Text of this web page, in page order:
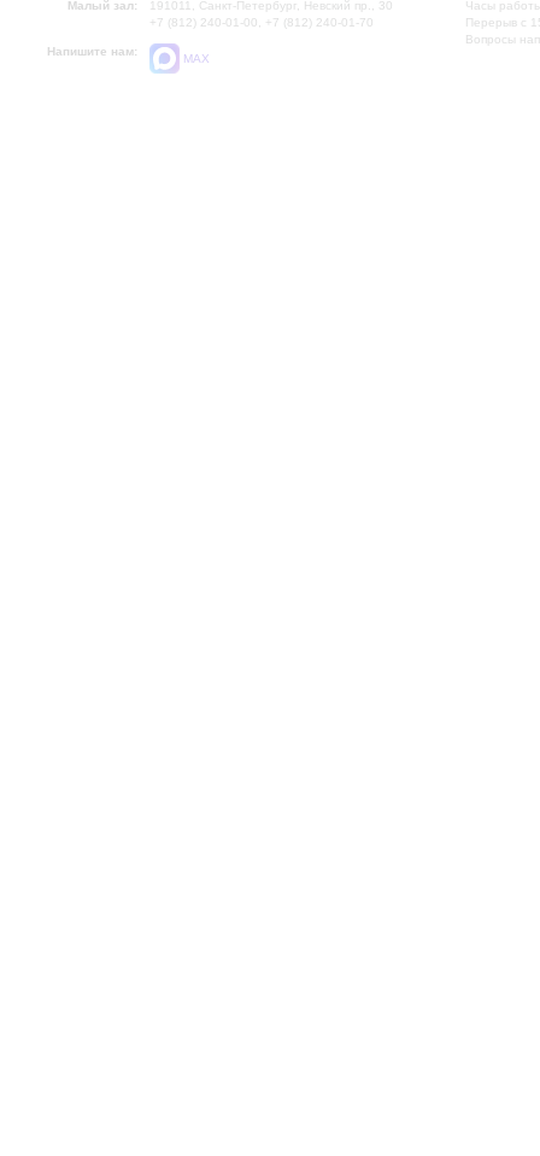
Малый зал:
191011, Санкт-Петербург, Невский пр., 30
+7 (812) 240-01-00, +7 (812) 240-01-70
Напишите нам:
MAX
Часы
Перерыв с
Вопросы